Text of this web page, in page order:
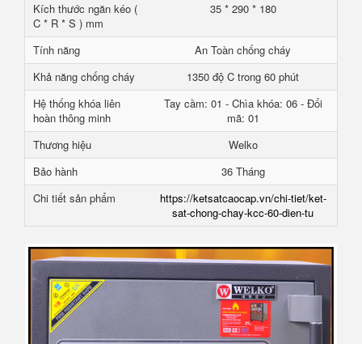
Kích thước ngăn kéo (
C * R * S ) mm
35 * 290 * 180
Tính năng
An Toàn chống cháy
Khả năng chống cháy
1350 độ C trong 60 phút
Hệ thống khóa liên
hoàn thông minh
Tay cầm: 01 - Chìa khóa: 06 - Đổi
mã: 01
Thương hiệu
Welko
Bảo hành
36 Tháng
Chi tiết sản phẩm
https://ketsatcaocap.vn/chi-tiet/ket-
sat-chong-chay-kcc-60-dien-tu